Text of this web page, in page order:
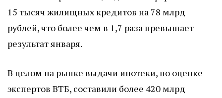
15 тысяч жилищных кредитов на 78 млрд
рублей, что более чем в 1,7 раза превышает
результат января.
В целом на рынке выдачи ипотеки, по оценке
экспертов ВТБ, составили более 420 млрд